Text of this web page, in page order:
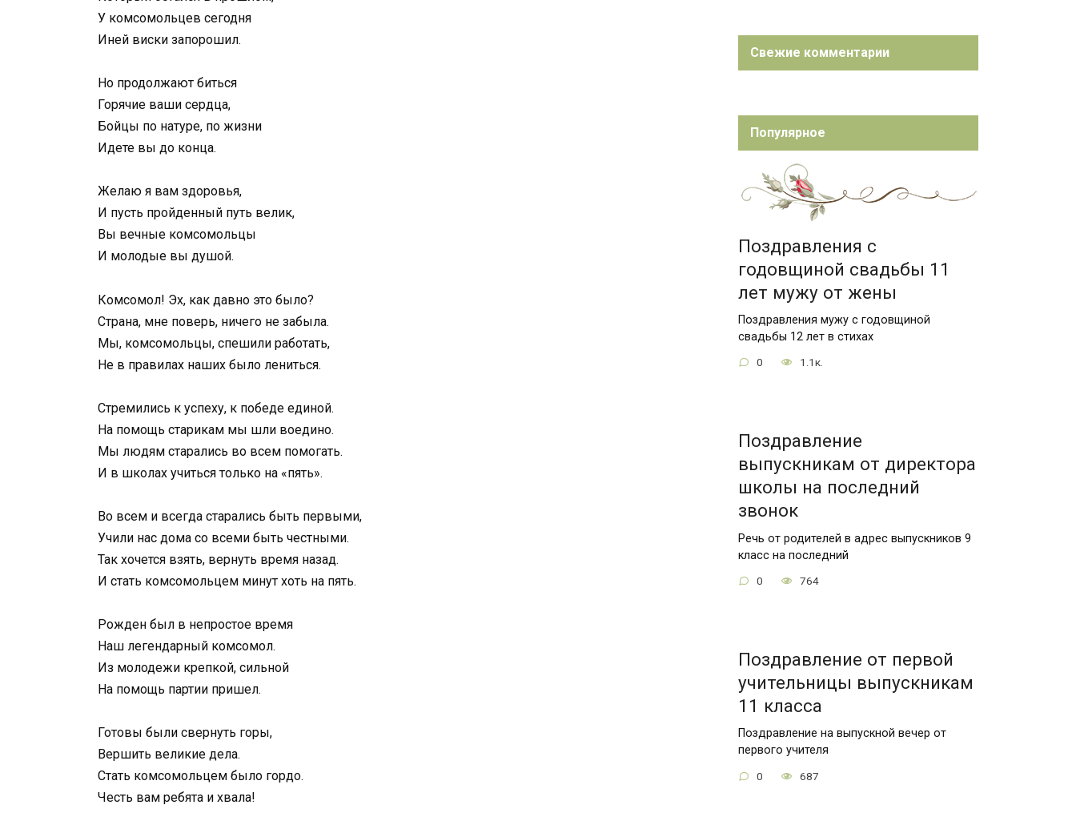
У комсомольцев сегодня
Иней виски запорошил.
Но продолжают биться
Горячие ваши сердца,
Бойцы по натуре, по жизни
Идете вы до конца.
Желаю я вам здоровья,
И пусть пройденный путь велик,
Вы вечные комсомольцы
И молодые вы душой.
Комсомол! Эх, как давно это было?
Страна, мне поверь, ничего не забыла.
Мы, комсомольцы, спешили работать,
Не в правилах наших было лениться.
Стремились к успеху, к победе единой.
На помощь старикам мы шли воедино.
Мы людям старались во всем помогать.
И в школах учиться только на «пять».
Во всем и всегда старались быть первыми,
Учили нас дома со всеми быть честными.
Так хочется взять, вернуть время назад.
И стать комсомольцем минут хоть на пять.
Рожден был в непростое время
Наш легендарный комсомол.
Из молодежи крепкой, сильной
На помощь партии пришел.
Готовы были свернуть горы,
Вершить великие дела.
Стать комсомольцем было гордо.
Честь вам ребята и хвала!
Свежие комментарии
Популярное
Поздравления с
годовщиной свадьбы 11
лет мужу от жены
Поздравления мужу с годовщиной
свадьбы 12 лет в стихах
0 1.1к.
Поздравление
выпускникам от директора
школы на последний
звонок
Речь от родителей в адрес выпускников 9
класс на последний
0 764
Поздравление от первой
учительницы выпускникам
11 класса
Поздравление на выпускной вечер от
первого учителя
0 687